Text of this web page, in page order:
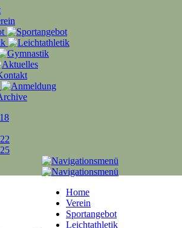
Home
Verein
Sportangebot
Leichtathletik